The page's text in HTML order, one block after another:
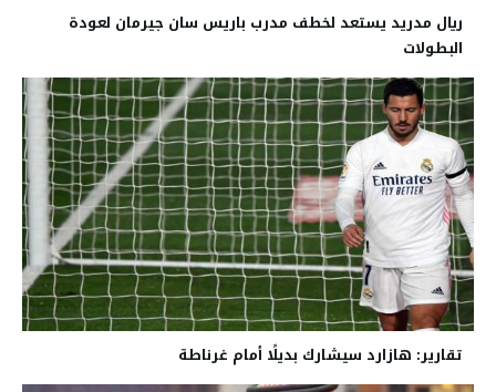
ريال مدريد يستعد لخطف مدرب باريس سان جيرمان لعودة
البطولات
تقارير: هازارد سيشارك بديلًا أمام غرناطة